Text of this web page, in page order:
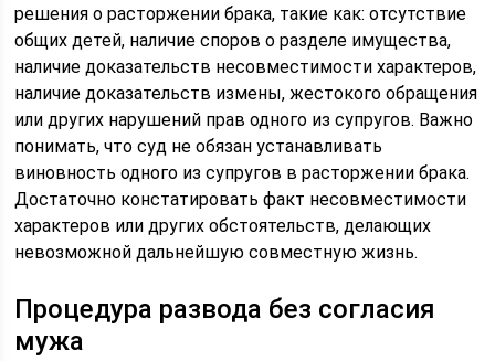
решения о расторжении брака, такие как: отсутствие
общих детей, наличие споров о разделе имущества,
наличие доказательств несовместимости характеров,
наличие доказательств измены, жестокого обращения
или других нарушений прав одного из супругов. Важно
понимать, что суд не обязан устанавливать
виновность одного из супругов в расторжении брака.
Достаточно констатировать факт несовместимости
характеров или других обстоятельств, делающих
невозможной дальнейшую совместную жизнь.
Процедура развода без согласия
мужа